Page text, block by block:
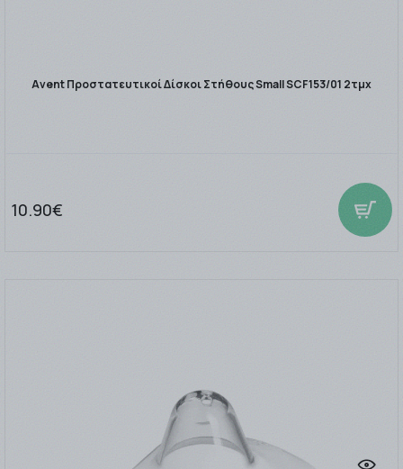
Avent Προστατευτικοί Δίσκοι Στήθους Small SCF153/01 2τμχ
10.90€